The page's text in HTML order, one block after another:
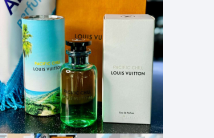
شرکتی اقتصادی (الحمبرا)